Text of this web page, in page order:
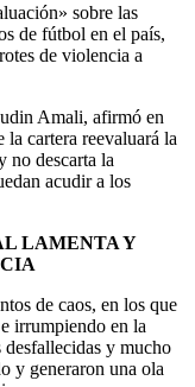
sobre las
de fútbol en el país,
de violencia a
Amali, afirmó en
la cartera reevaluará la
no descarta la
acudir a los
LAMENTA Y
de caos, en los que
irrumpiendo en la
desfallecidas y mucho
y generaron una ola